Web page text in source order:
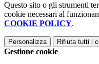
Questo sito o gli strumenti
cookie necessari al
COOKIE POLICY.
Personalizza Rifiuta tutti i
Gestione cookie